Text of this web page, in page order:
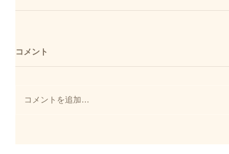
コメント
コメントを追加…